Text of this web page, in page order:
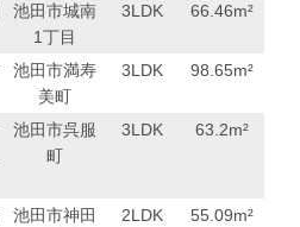
池田市城南
1丁目
3LDK 66.46m²
池田市満寿
美町
3LDK 98.65m²
池田市呉服
町
3LDK 63.2m²
池田市神田
2LDK 55.09m²